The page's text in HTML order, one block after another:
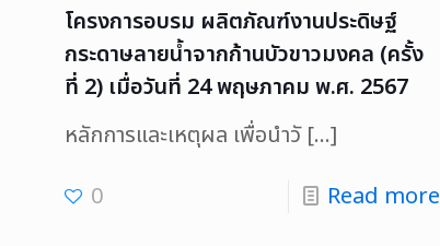
โครงการอบรม ผลิตภัณฑ์งานประดิษฐ์
กระดาษลายน้ำจากก้านบัวขาวมงคล (ครั้ง
ที่ 2) เมื่อวันที่ 24 พฤษภาคม พ.ศ. 2567
หลักการและเหตุผล เพื่อนำวั[…]
0
Read more